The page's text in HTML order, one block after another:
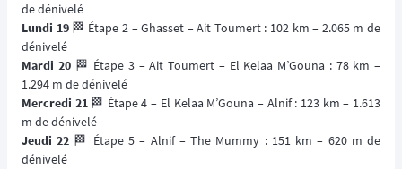
de dénivelé
Lundi 19🏁 Étape 2 – Ghasset – Ait Toumert : 102 km – 2.065 m de
dénivelé
Mardi 20🏁 Étape 3 – Ait Toumert – El Kelaa M’Gouna : 78 km –
1.294 m de dénivelé
Mercredi 21🏁 Étape 4 – El Kelaa M’Gouna – Alnif : 123 km – 1.613
m de dénivelé
Jeudi 22 🏁 Étape 5 – Alnif – The Mummy : 151 km – 620 m de
dénivelé